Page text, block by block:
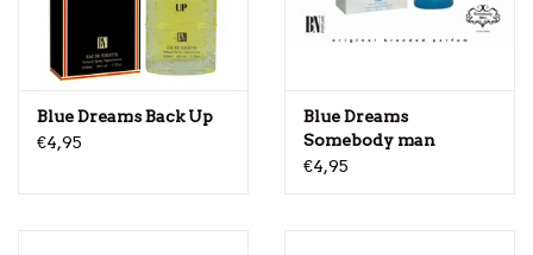
Blue Dreams Back Up
€4,95
Blue Dreams
Somebody man
€4,95